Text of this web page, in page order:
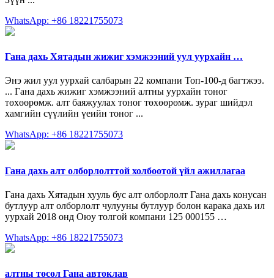
WhatsApp: +86 18221755073
Гана дахь Хятадын жижиг хэмжээний уул уурхайн …
Энэ жил уул уурхай салбарын 22 компани Топ-100-д багтжээ.
... Гана дахь жижиг хэмжээний алтны уурхайн тоног
төхөөрөмж. алт баяжуулах тоног төхөөрөмж. зураг шийдэл
хамгийн сүүлийн үеийн тоног ...
WhatsApp: +86 18221755073
Гана дахь алт олборлолттой холбоотой үйл ажиллагаа
Гана дахь Хятадын хууль бус алт олборлолт Гана дахь конусан
бутлуур алт олборлолт чулууны бутлуур болон карака дахь ил
уурхай 2018 онд Оюу толгой компани 125 000155 …
WhatsApp: +86 18221755073
алтны төсөл Гана автоклав